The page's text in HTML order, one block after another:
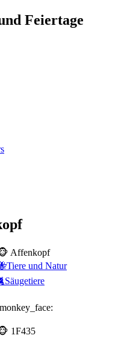
Feiertage
Affenkopf
und Natur
1F435